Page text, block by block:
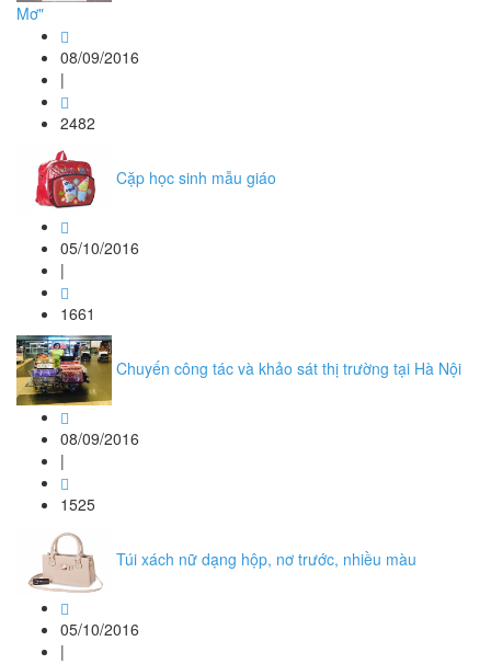
Mơ"
08/09/2016
|
2482
Cặp học sinh mẫu giáo
05/10/2016
|
1661
Chuyến công tác và khảo sát thị trường tại Hà Nội
08/09/2016
|
1525
Túi xách nữ dạng hộp, nơ trước, nhiều màu
05/10/2016
|